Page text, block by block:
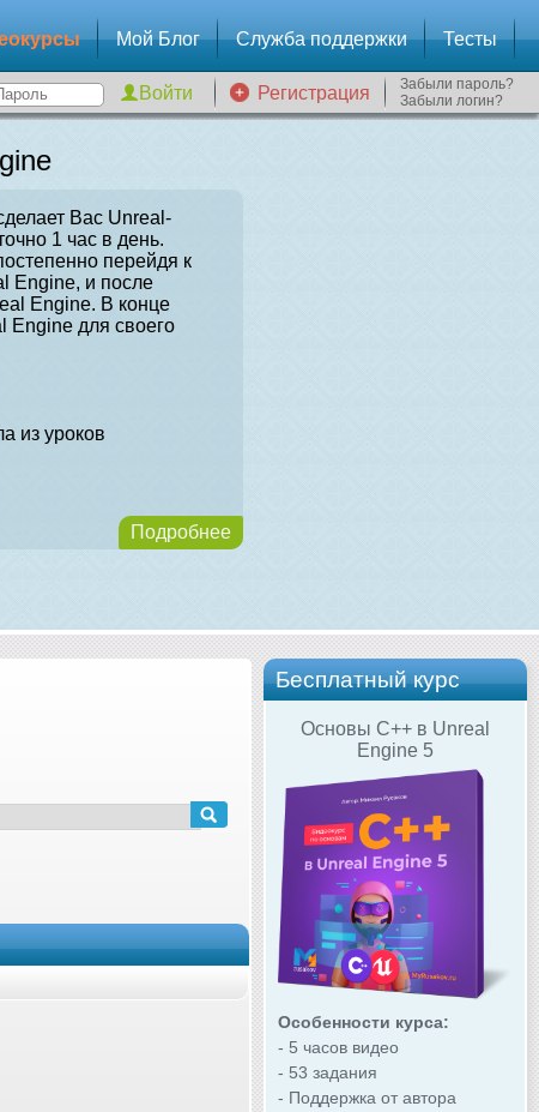
Мой Блог Служба поддержки Тесты
Регистрация
Забыли пароль?
Забыли логин?
Вас Unreal-
1 час в день.
перейдя к
Engine, и после
Engine. В конце
Engine для своего
из уроков
Подробнее
Бесплатный курс
Основы C++ в Unreal
Engine 5
Особенности курса:
- 5 часов видео
- 53 задания
- Поддержка от автора